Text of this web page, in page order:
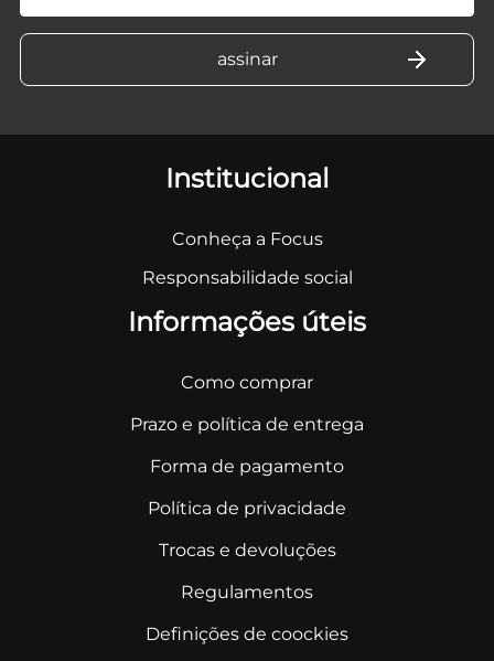
Institucional
Conheça a Focus
Responsabilidade social
Informações úteis
Como comprar
Prazo e política de entrega
Forma de pagamento
Política de privacidade
Trocas e devoluções
Regulamentos
Definições de coockies